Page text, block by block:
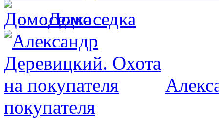
Домоседка
покупателя